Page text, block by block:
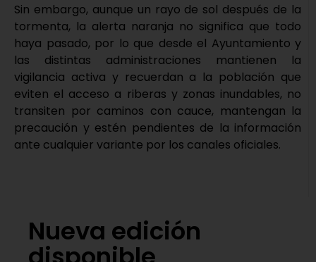
Sin embargo, aunque un rayo de sol después de la
tormenta, la alerta naranja no significa que todo
haya pasado, por lo que desde el Ayuntamiento y
las distintas administraciones mantienen la
vigilancia activa y recuerdan a la población que
eviten el acceso a riberas y zonas inundables, no
transiten por caminos con cauce, mantengan la
precaución y estén pendientes de la información
ante cualquier variante por los canales oficiales.
Nueva edición